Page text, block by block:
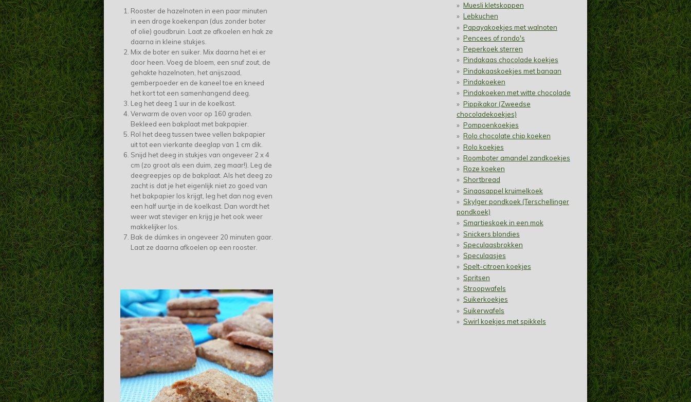
Rooster de hazelnoten in een paar minuten
in een droge koekenpan (dus zonder boter
of olie) goudbruin. Laat ze afkoelen en hak ze
daarna in kleine stukjes.
Mix de boter en suiker. Mix daarna het ei er
door heen. Voeg de bloem, een snuf zout, de
gehakte hazelnoten, het anijszaad,
gemberpoeder en de kaneel toe en kneed
het kort tot een samenhangend deeg.
Leg het deeg 1 uur in de koelkast.
Verwarm de oven voor op 160 graden.
Bekleed een bakplaat met bakpapier.
Rol het deeg tussen twee vellen bakpapier
uit tot een vierkante deeglap van 1 cm dik.
Snijd het deeg in stukjes van ongeveer 2 x 4
cm (zo groot als een duim, zeg maar!). Leg de
deegreepjes op de bakplaat. Als het deeg zo
zacht is dat je het eigenlijk niet zo goed van
het bakpapier los krijgt, leg het dan nog even
een half uurtje in de koelkast. Dan wordt het
weer wat steviger en krijg je het ook weer
makkelijker los.
Bak de dúmkes in ongeveer 20 minuten gaar.
Laat ze daarna afkoelen op een rooster.
Muesli kletskoppen
Lebkuchen
Papayakoekjes met walnoten
Pencees of rondo's
Peperkoek sterren
Pindakaas chocolade koekjes
Pindakaaskoekjes met banaan
Pindakoeken
Pindakoeken met witte chocolade
Pippikakor (Zweedse
chocoladekoekjes)
Pompoenkoekjes
Rolo chocolate chip koeken
Rolo koekjes
Roomboter amandel zandkoekjes
Roze koeken
Shortbread
Sinaasappel kruimelkoek
Skylger pondkoek (Terschellinger
pondkoek)
Smartieskoek in een mok
Snickers blondies
Speculaasbrokken
Speculaasjes
Spelt-citroen koekjes
Spritsen
Stroopwafels
Suikerkoekjes
Suikerwafels
Swirl koekjes met spikkels